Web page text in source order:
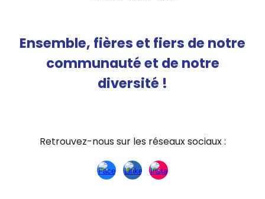
Ensemble, fières et fiers de notre
communauté et de notre
diversité !
Retrouvez-nous sur les réseaux sociaux :